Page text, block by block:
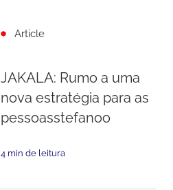
Article
JAKALA: Rumo a uma
nova estratégia para as
pessoasstefanoo
4 min de leitura